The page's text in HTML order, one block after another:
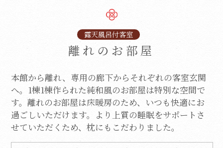
露天風呂付客室
離れのお部屋
本館から離れ、専用の廊下からそれぞれの客室玄関
へ。1棟1棟作られた純和風のお部屋は特別な空間で
す。離れのお部屋は床暖房のため、いつも快適にお
過ごしいただけます。
より上質の睡眠をサポートさ
せていただくため、枕にもこだわりました。